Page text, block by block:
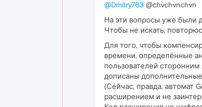
@Dmitry763 @chvchvnchvn
На эти вопросы уже были
Чтобы не искать,
Для того, чтобы
времени, определённые
пользователей
дописаны
(Сейчас, правда, автомат
расширением и не